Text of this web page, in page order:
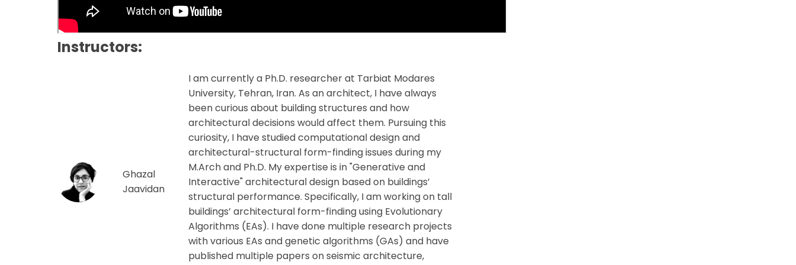
Instructors:
Ghazal
Jaavidan
I am currently a Ph.D. researcher at Tarbiat Modares
University, Tehran, Iran. As an architect, I have always
been curious about building structures and how
architectural decisions would affect them. Pursuing this
curiosity, I have studied computational design and
architectural-structural form-finding issues during my
M.Arch and Ph.D. My expertise is in "Generative and
Interactive" architectural design based on buildings’
structural performance. Specifically, I am working on tall
buildings’ architectural form-finding using Evolutionary
Algorithms (EAs). I have done multiple research projects
with various EAs and genetic algorithms (GAs) and have
published multiple papers on seismic architecture,